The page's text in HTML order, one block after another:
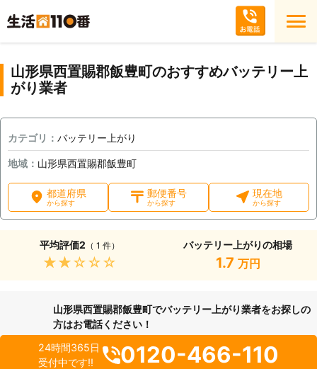
山形県西置賜郡飯豊町のおすすめバッテリー上
がり業者
カテゴリ： バッテリー上がり
地域： 山形県西置賜郡飯豊町
都道府県
から探す
郵便番号
から探す
現在地
から探す
平均評価2 （ 1 件）
★★★★★
バッテリー上がりの相場
1.7 万円
山形県西置賜郡飯豊町でバッテリー上がり業者をお探しの
方はお電話ください！
24時間365日
受付中です!!
0120-466-110